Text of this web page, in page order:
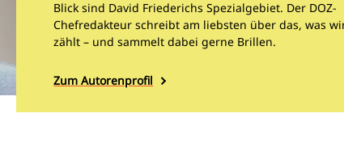
Blick sind David Friederichs Spezialgebiet. Der DOZ-
Chefredakteur schreibt am liebsten über das, was
zählt – und sammelt dabei gerne Brillen.
Zum Autorenprofil